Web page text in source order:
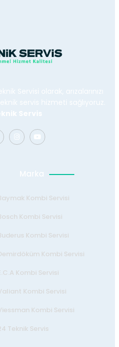
Servisi olarak, arızalarınızı
servis hizmeti sağlıyoruz.
Servis
Marka
Kombi Servisi
Kombi Servisi
Kombi Servisi
Kombi Servisi
Kombi Servisi
Kombi Servisi
Kombi Servisi
Teknik Servis